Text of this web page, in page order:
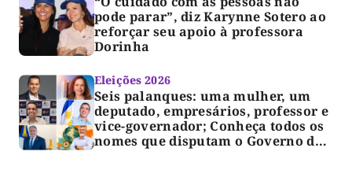
pode parar”, diz Karynne Sotero ao
reforçar seu apoio à professora
Dorinha
Eleições 2026
Seis palanques: uma mulher, um
deputado, empresários, professor e
vice-governador; Conheça todos os
nomes que disputam o Governo do